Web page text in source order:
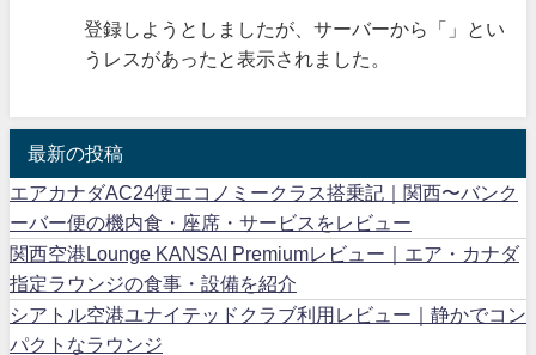
登録しようとしましたが、サーバーから「」とい
うレスがあったと表示されました。
最新の投稿
エアカナダAC24便エコノミークラス搭乗記｜関西〜バンク
ーバー便の機内食・座席・サービスをレビュー
関西空港Lounge KANSAI Premiumレビュー｜エア・カナダ
指定ラウンジの食事・設備を紹介
シアトル空港ユナイテッドクラブ利用レビュー｜静かでコン
パクトなラウンジ